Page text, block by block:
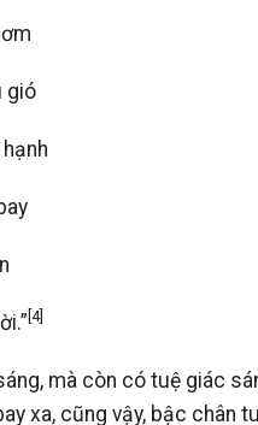
gió
[4]
mà còn có tuệ giác
xa, cũng vậy, bậc chân